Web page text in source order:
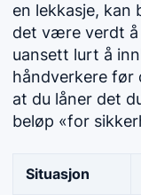
en lekkasje, kan
det være verdt å
uansett lurt å
håndverkere før
at du låner det
beløp «for
Situasjon